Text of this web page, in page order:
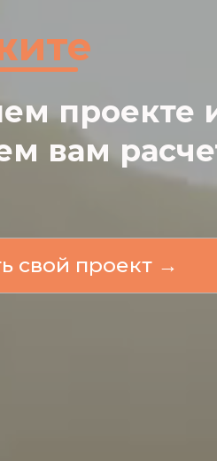
проекте
вам
свой проект →